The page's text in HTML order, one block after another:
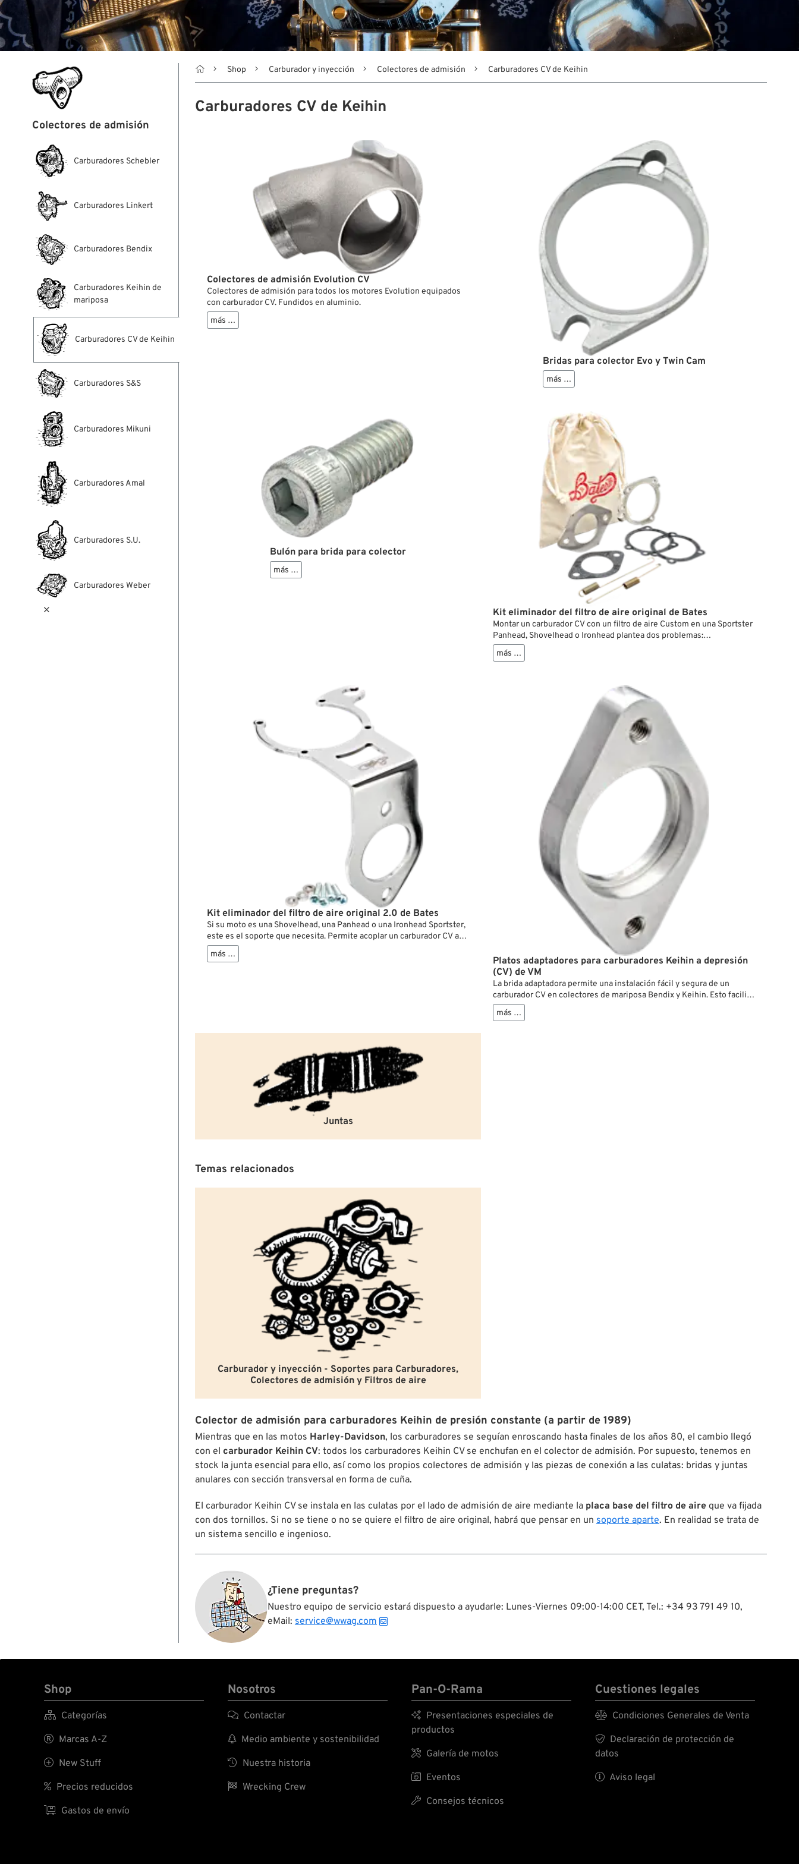
Colectores de admisión
Carburadores Schebler
Carburadores Linkert
Carburadores Bendix
Carburadores Keihin de
mariposa
Carburadores CV de Keihin
Carburadores S&S
Carburadores Mikuni
Carburadores Amal
Carburadores S.U.
Carburadores Weber

 Shop Carburador y inyección Colectores de admisión Carburadores CV de Keihin
Carburadores CV de Keihin
Colectores de admisión Evolution CV
Colectores de admisión para todos los motores Evolution equipados
con carburador CV. Fundidos en aluminio.
más …
Bridas para colector Evo y Twin Cam
más …
Bulón para brida para colector
más …
Kit eliminador del filtro de aire original de Bates
Montar un carburador CV con un filtro de aire Custom en una Sportster
Panhead, Shovelhead o Ironhead plantea dos problemas:
El saliente superior del carburador interfiere con las placas base de
los filtros de aire de repuesto que suelen ser planas., Al no usar el
primer problema, y un adaptador de brida con dos muelles
helicoidales que conectan el distanciador con la placa y sujetan de
forma segura el carburador en la brida de goma = segundo problema
Compatible con todos los motores con colectores de dos pernos
Tillotson, Bendix o Keihin (mariposa). La instalación también requiere
un adaptador de brida de 2 tornillos y un soporte de carburador, que
hay que comprar por separado.
más …
Kit eliminador del filtro de aire original 2.0 de Bates
Si su moto es una Shovelhead, una Panhead o una Ironhead Sportster,
este es el soporte que necesita. Permite acoplar un carburador CV a
colectores Tillotson, Bendix o Keihin (mariposa) de 2 pernos. El
soporte incluso tiene un soporte de montaje para el cable del
más …
Platos adaptadores para carburadores Keihin a depresión
(CV) de VM
La brida adaptadora permite una instalación fácil y segura de un
carburador CV en colectores de mariposa Bendix y Keihin. Esto facilita
el uso del popular carburador CV de Harley-Davidson en una amplia
gama de modelos clásicos, incluyendo Knuckleheads, Panheads,
más …
Juntas
Temas relacionados
Carburador y inyección - Soportes para Carburadores,
Colectores de admisión y Filtros de aire
Colector de admisión para carburadores Keihin de presión constante (a partir de 1989)
Mientras que en las motos Harley-Davidson, los carburadores se seguían enroscando hasta finales de los años 80, el cambio llegó
con el carburador Keihin CV: todos los carburadores Keihin CV se enchufan en el colector de admisión. Por supuesto, tenemos en
stock la junta esencial para ello, así como los propios colectores de admisión y las piezas de conexión a las culatas: bridas y juntas
anulares con sección transversal en forma de cuña.
El carburador Keihin CV se instala en las culatas por el lado de admisión de aire mediante la placa base del filtro de aireque va fijada
con dos tornillos. Si no se tiene o no se quiere el filtro de aire original, habrá que pensar en un soporte aparte. En realidad se trata de
un sistema sencillo e ingenioso.
¿Tiene preguntas?
Nuestro equipo de servicio estará dispuesto a ayudarle: Lunes-Viernes 09:00-14:00 CET, Tel.: +34 93 791 49 10,
eMail: service@wwag.com
Shop
 Categorías
 Marcas A-Z
 New Stuff
 Precios reducidos
 Gastos de envío
Nosotros
 Contactar
 Medio ambiente y sostenibilidad
 Nuestra historia
 Wrecking Crew
Pan-O-Rama

Presentaciones especiales de
productos
 Galería de motos
 Eventos
 Consejos técnicos
Cuestiones legales
 Condiciones Generales de Venta

Declaración de protección de
datos
 Aviso legal